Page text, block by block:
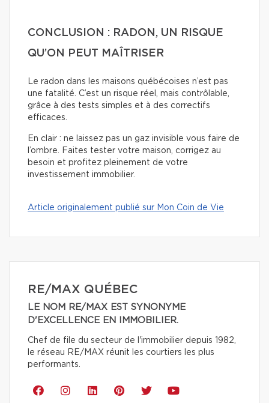
CONCLUSION : RADON, UN RISQUE
QU’ON PEUT MAÎTRISER
Le radon dans les maisons québécoises n’est pas
une fatalité. C’est un risque réel, mais contrôlable,
grâce à des tests simples et à des correctifs
efficaces.
En clair : ne laissez pas un gaz invisible vous faire de
l’ombre. Faites tester votre maison, corrigez au
besoin et profitez pleinement de votre
investissement immobilier.
Article originalement publié sur Mon Coin de Vie
RE/MAX QUÉBEC
LE NOM RE/MAX EST SYNONYME
D'EXCELLENCE EN IMMOBILIER.
Chef de file du secteur de l'immobilier depuis 1982,
le réseau RE/MAX réunit les courtiers les plus
performants.